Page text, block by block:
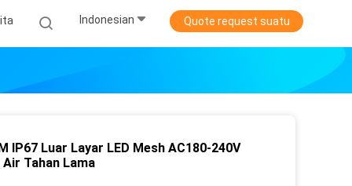
Indonesian Quote request suatu
IP67 Luar Layar LED Mesh AC180-240V
Air Tahan Lama